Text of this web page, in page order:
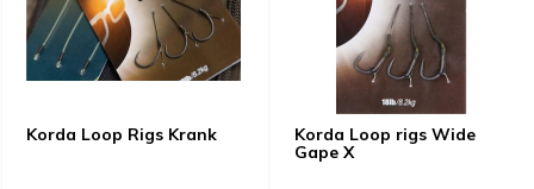
Korda Loop Rigs Krank
Korda Loop rigs Wide
Gape X